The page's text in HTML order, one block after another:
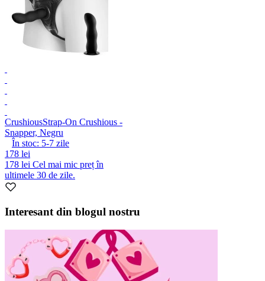
CrushiousStrap-On Crushious -
Snapper, Negru
În stoc: 5-7 zile
178 lei
178 lei Cel mai mic preț în
ultimele 30 de zile.
Interesant din blogul nostru